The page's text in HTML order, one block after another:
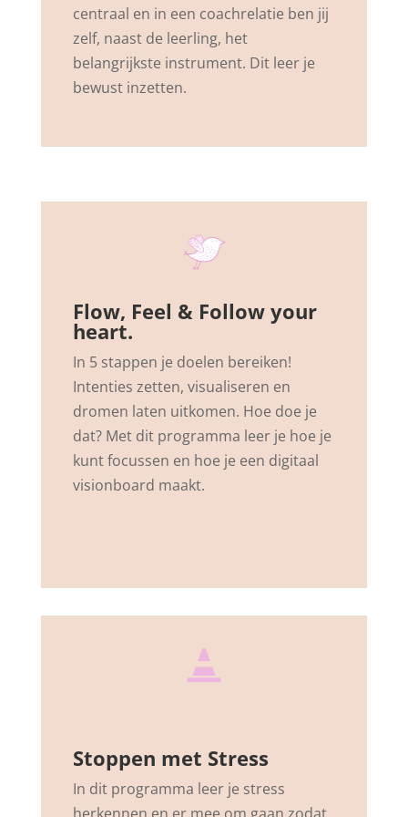
centraal en in een coachrelatie ben jij
zelf, naast de leerling, het
belangrijkste instrument. Dit leer je
bewust inzetten.
Flow, Feel & Follow your
heart.
In 5 stappen je doelen bereiken!
Intenties zetten, visualiseren en
dromen laten uitkomen. Hoe doe je
dat? Met dit programma leer je hoe je
kunt focussen en hoe je een digitaal
visionboard maakt.

Stoppen met Stress
In dit programma leer je stress